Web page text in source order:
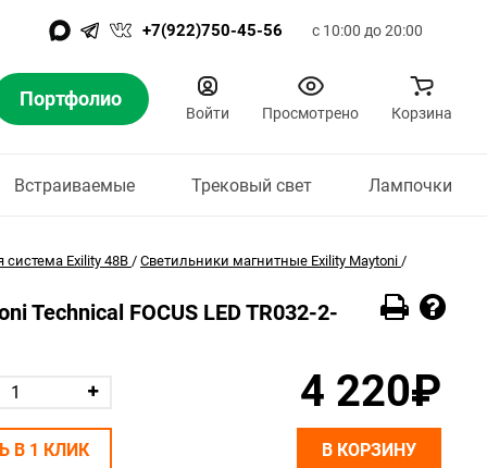
+7(922)750-45-56 с 10:00 до 20:00
Портфолио
Войти Просмотрено Корзина
Встраиваемые Трековый свет Лампочки
система Exility 48В / Светильники магнитные Exility Maytoni /
Technical FOCUS LED TR032-2-
4 220₽
В 1 КЛИК В КОРЗИНУ